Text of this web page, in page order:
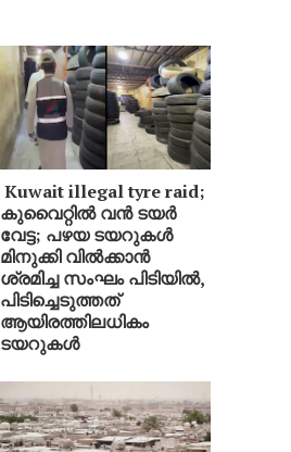
Kuwait illegal tyre raid;
കുവൈറ്റിൽ വൻ ടയർ
വേട്ട; പഴയ ടയറുകൾ
മിനുക്കി വിൽക്കാൻ
ശ്രമിച്ച സംഘം പിടിയിൽ,
പിടിച്ചെടുത്തത്
ആയിരത്തിലധികം
ടയറുകൾ